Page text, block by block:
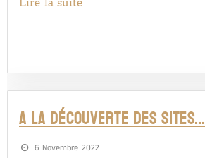
Lire la suite
A LA DÉCOUVERTE DES SITES…
6 Novembre 2022